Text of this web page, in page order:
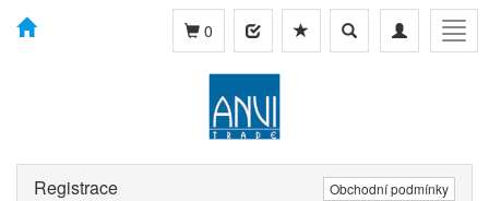
Toggle
navigation
Toggle
search
0
Registrace Obchodní podmínky